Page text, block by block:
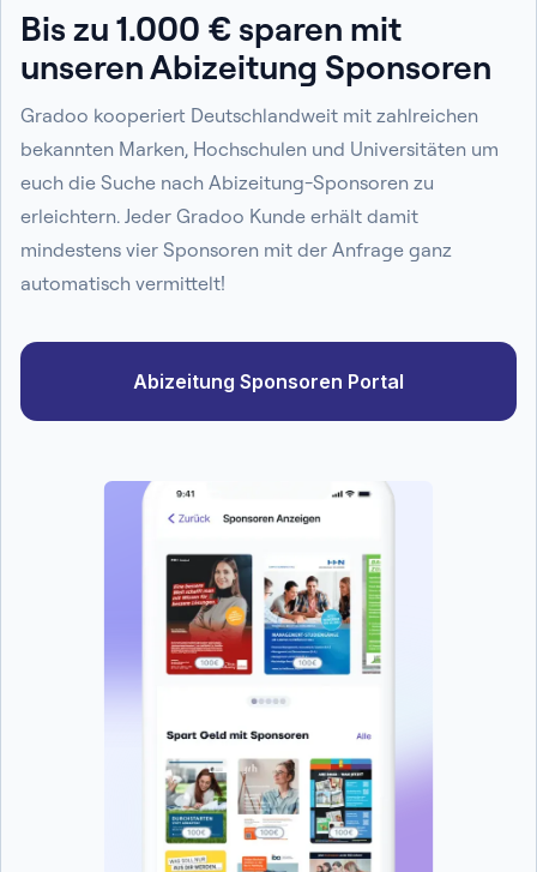
Bis zu 1.000 € sparen mit
unseren Abizeitung Sponsoren
Gradoo kooperiert Deutschlandweit mit zahlreichen
bekannten Marken, Hochschulen und Universitäten um
euch die Suche nach Abizeitung-Sponsoren zu
erleichtern. Jeder Gradoo Kunde erhält damit
mindestens vier Sponsoren mit der Anfrage ganz
automatisch vermittelt!
Abizeitung Sponsoren Portal